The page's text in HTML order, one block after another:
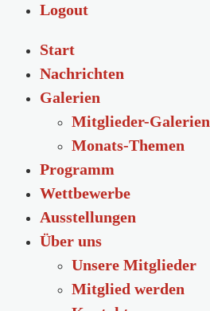
Logout
Start
Nachrichten
Galerien
Mitglieder-Galerien
Monats-Themen
Programm
Wettbewerbe
Ausstellungen
Über uns
Unsere Mitglieder
Mitglied werden